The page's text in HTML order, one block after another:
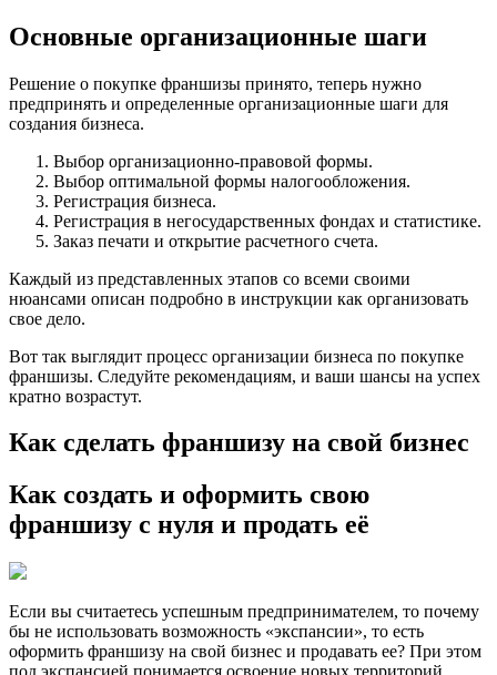
Основные организационные шаги
Решение о покупке франшизы принято, теперь нужно
предпринять и определенные организационные шаги для
создания бизнеса.
Выбор организационно-правовой формы.
Выбор оптимальной формы налогообложения.
Регистрация бизнеса.
Регистрация в негосударственных фондах и статистике.
Заказ печати и открытие расчетного счета.
Каждый из представленных этапов со всеми своими
нюансами описан подробно в инструкции как организовать
свое дело.
Вот так выглядит процесс организации бизнеса по покупке
франшизы. Следуйте рекомендациям, и ваши шансы на успех
кратно возрастут.
Как сделать франшизу на свой бизнес
Как создать и оформить свою
франшизу с нуля и продать её
Если вы считаетесь успешным предпринимателем, то почему
бы не использовать возможность «экспансии», то есть
оформить франшизу на свой бизнес и продавать ее? При этом